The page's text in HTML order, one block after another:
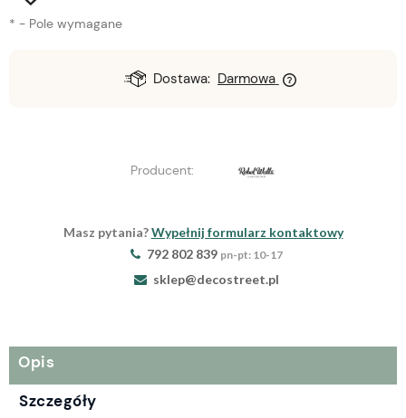
* - Pole wymagane
Dostawa: Darmowa
Producent:
Masz pytania?Wypełnij formularz kontaktowy
792 802 839 pn-pt: 10-17
sklep@decostreet.pl
Opis
Szczegóły